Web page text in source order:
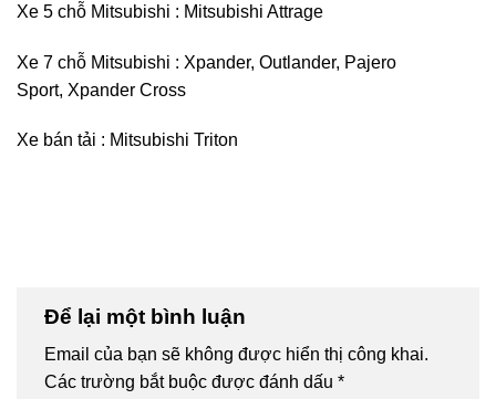
Xe 5 chỗ Mitsubishi : Mitsubishi Attrage
Xe 7 chỗ Mitsubishi : Xpander, Outlander, Pajero
Sport, Xpander Cross
Xe bán tải : Mitsubishi Triton
Để lại một bình luận
Email của bạn sẽ không được hiển thị công khai.
Các trường bắt buộc được đánh dấu *